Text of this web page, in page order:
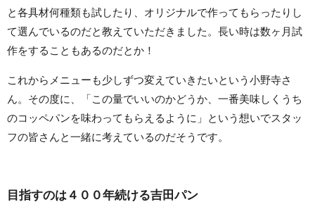
と各具材何種類も試したり、オリジナルで作ってもらったりし
て選んでいるのだと教えていただきました。長い時は数ヶ月試
作をすることもあるのだとか！
これからメニューも少しずつ変えていきたいという小野寺さ
ん。その度に、「この量でいいのかどうか、一番美味しくうち
のコッペパンを味わってもらえるように」という想いでスタッ
フの皆さんと一緒に考えているのだそうです。
目指すのは４００年続ける吉田パン